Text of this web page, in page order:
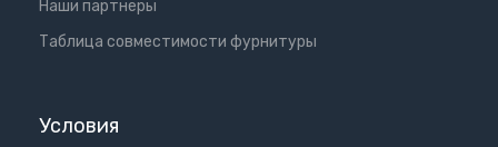
Наши партнеры
Таблица совместимости фурнитуры
Условия